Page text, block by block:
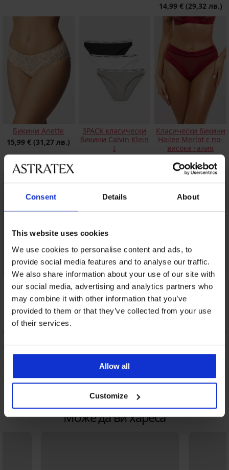
Consent Details About
This website uses cookies
We use cookies to personalise content and ads, to
provide social media features and to analyse our traffic.
We also share information about your use of our site with
our social media, advertising and analytics partners who
may combine it with other information that you’ve
provided to them or that they’ve collected from your use
of their services.
Allow all
Customize
14,99 € (29,32 лв.)
Бикини Anette
15,99 € (31,27 лв.)
3PACK класически
бикини Calvin Klein
I
Класически бикини
Hailee Merlot с по-
висока талия
Бикини Vija
класически по-
дълбоки
18,99 €(37,14 лв.)
Бикини Katia
класически
15,59 €(30,49 лв.)
Бикини Ammy
класически
11,19 €(21,89 лв.)
ТРАНСПОРТ И ПЛАЩАНЕ
ПОДДРЪЖКА И ПРАНЕ
Може да ви хареса